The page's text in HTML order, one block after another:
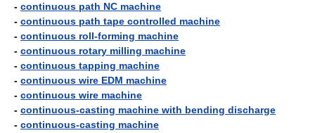
- continuous path NC machine
- continuous path tape controlled machine
- continuous roll-forming machine
- continuous rotary milling machine
- continuous tapping machine
- continuous wire EDM machine
- continuous wire machine
- continuous-casting machine with bending discharge
- continuous-casting machine